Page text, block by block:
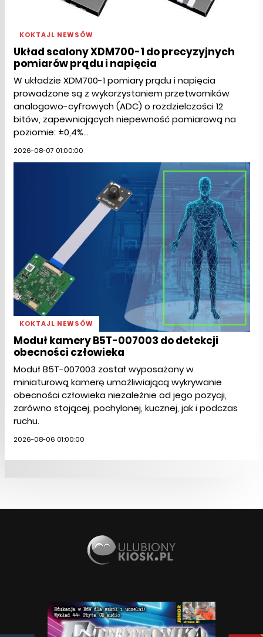
KOKTAJL NEWSÓW
Układ scalony XDM700-1 do precyzyjnych
pomiarów prądu i napięcia
W układzie XDM700-1 pomiary prądu i napięcia
prowadzone są z wykorzystaniem przetworników
analogowo-cyfrowych (ADC) o rozdzielczości 12
bitów, zapewniających niepewność pomiarową na
poziomie: ±0,4%...
2026-08-07 01:00:00
KOKTAJL NEWSÓW
Moduł kamery B5T-007003 do detekcji
obecności człowieka
Moduł B5T-007003 został wyposażony w
miniaturową kamerę umożliwiającą wykrywanie
obecności człowieka niezależnie od jego pozycji,
zarówno stojącej, pochylonej, kucznej, jak i podczas
ruchu.
2026-08-06 01:00:00